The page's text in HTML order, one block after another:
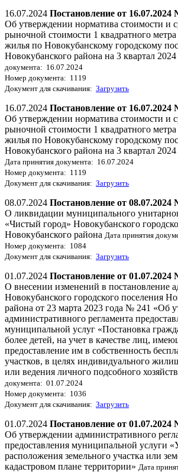
16.07.2024 Постановление от 16.07.2024
Об утверждении норматива стоимости и
рыночной стоимости 1 квадратного
жилья по Новокубанскому городскому
Новокубанского района на 3 квартал 2024
документа: 16.07.2024
Номер документа: 1119
Документ для скачивания: Загрузить
16.07.2024 Постановление от 16.07.2024
Об утверждении норматива стоимости и
рыночной стоимости 1 квадратного
жилья по Новокубанскому городскому
Новокубанского района на 3 квартал 2024
Дата принятия документа: 16.07.2024
Номер документа: 1119
Документ для скачивания: Загрузить
08.07.2024 Постановление от 08.07.2024
О ликвидации муниципального
«Чистый город» Новокубанского
Новокубанского района Дата принятия
Номер документа: 1084
Документ для скачивания: Загрузить
01.07.2024 Постановление от 01.07.2024
О внесении изменений в постановление
Новокубанского городского поселения
района от 23 марта 2023 года № 241 «Об
административного регламента
муниципальной услуг «Постановка
более детей, на учет в качестве лиц,
предоставление им в собственность
участков, в целях индивидуального
или ведения личного подсобного
документа: 01.07.2024
Номер документа: 1036
Документ для скачивания: Загрузить
01.07.2024 Постановление от 01.07.2024
Об утверждении административного
предоставления муниципальной услуги
расположения земельного участка или
кадастровом плане территории» Дата